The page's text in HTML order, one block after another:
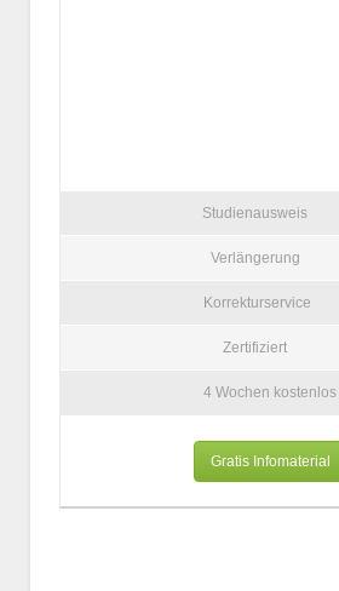
Studienausweis
Verlängerung
Korrekturservice
Zertifiziert
4 Wochen kostenlos
Gratis Infomaterial